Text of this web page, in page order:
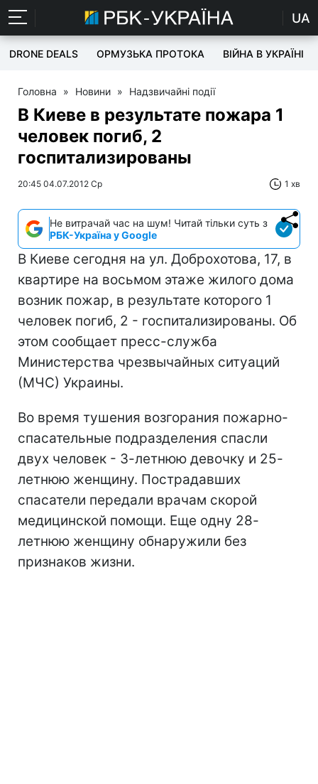
UA
DRONE DEALS ОРМУЗЬКА ПРОТОКА ВІЙНА В УКРАЇНІ
Головна » Новини » Надзвичайні події
В Киеве в результате пожара 1
человек погиб, 2
госпитализированы
20:45 04.07.2012 Ср 1 хв
Не витрачай час на шум! Читай тільки суть з
РБК-Україна у Google
В Киеве сегодня на ул. Доброхотова, 17, в
квартире на восьмом этаже жилого дома
возник пожар, в результате которого 1
человек погиб, 2 - госпитализированы. Об
этом сообщает пресс-служба
Министерства чрезвычайных ситуаций
(МЧС) Украины.
Во время тушения возгорания пожарно-
спасательные подразделения спасли
двух человек - 3-летнюю девочку и 25-
летнюю женщину. Пострадавших
спасатели передали врачам скорой
медицинской помощи. Еще одну 28-
летнюю женщину обнаружили без
признаков жизни.